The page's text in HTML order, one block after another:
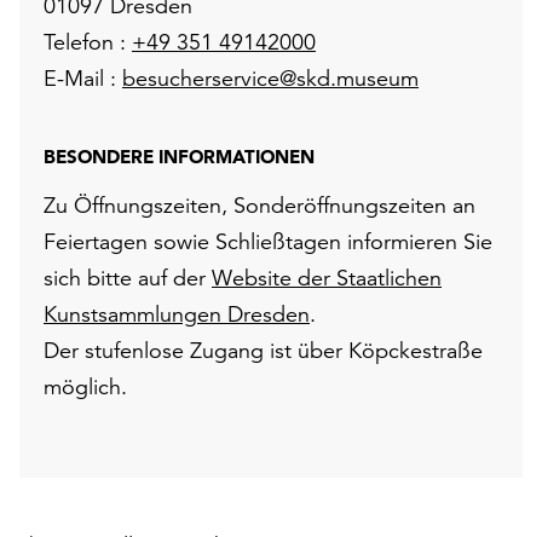
Telefon : +49 351 49142000
E-Mail : besucherservice@skd.museum
BESONDERE INFORMATIONEN
Zu Öffnungszeiten, Sonderöffnungszeiten an
Feiertagen sowie Schließtagen informieren Sie
sich bitte auf der Website der Staatlichen
Kunstsammlungen Dresden.
Der stufenlose Zugang ist über Köpckestraße
möglich.